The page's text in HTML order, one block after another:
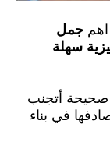
جمل
سهلة
صحيحة أتجنب
في بناء